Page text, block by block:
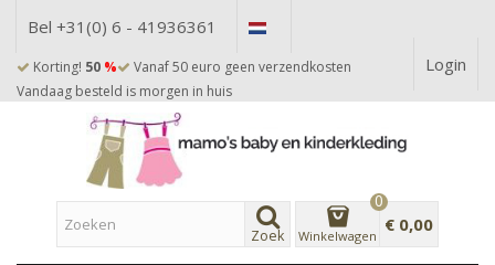
Bel +31(0) 6 - 41936361
Korting! 50 %
Vanaf 50 euro geen verzendkosten
Vandaag besteld is morgen in huis
Login
Zoek Winkelwagen
0
€ 0,00